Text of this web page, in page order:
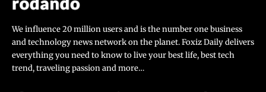
We influence 20 million users and is the number one business
and technology news network on the planet. Foxiz Daily delivers
everything you need to know to live your best life, best tech
trend, traveling passion and more…